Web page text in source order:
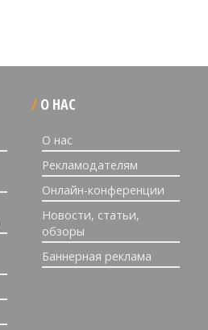
О НАС
О нас
Рекламодателям
Онлайн-конференции
Новости, статьи,
обзоры
Баннерная реклама